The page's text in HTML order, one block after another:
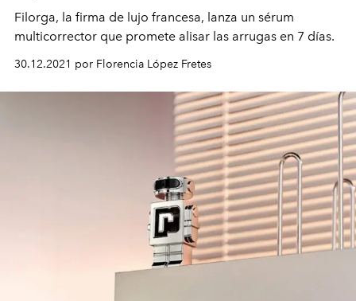
Filorga, la firma de lujo francesa, lanza un sérum
multicorrector que promete alisar las arrugas en 7 días.
30.12.2021 por Florencia López Fretes